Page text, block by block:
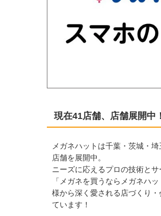
現在41店舗、店舗展開中！
メガネハットは千葉・茨城・
店舗を展開中。
ニーズに応えるプロの技術とサ
「メガネを買うならメガネハ
様から深く愛される店づくり
ています！